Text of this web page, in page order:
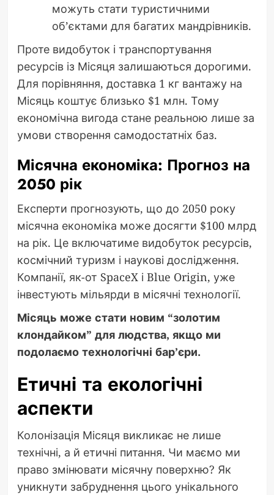
можуть стати туристичними
об’єктами для багатих мандрівників.
Проте видобуток і транспортування
ресурсів із Місяця залишаються дорогими.
Для порівняння, доставка 1 кг вантажу на
Місяць коштує близько $1 млн. Тому
економічна вигода стане реальною лише за
умови створення самодостатніх баз.
Місячна економіка: Прогноз на
2050 рік
Експерти прогнозують, що до 2050 року
місячна економіка може досягти $100 млрд
на рік. Це включатиме видобуток ресурсів,
космічний туризм і наукові дослідження.
Компанії, як-от SpaceX і Blue Origin, уже
інвестують мільярди в місячні технології.
Місяць може стати новим “золотим
клондайком” для людства, якщо ми
подолаємо технологічні бар’єри.
Етичні та екологічні
аспекти
Колонізація Місяця викликає не лише
технічні, а й етичні питання. Чи маємо ми
право змінювати місячну поверхню? Як
уникнути забруднення цього унікального